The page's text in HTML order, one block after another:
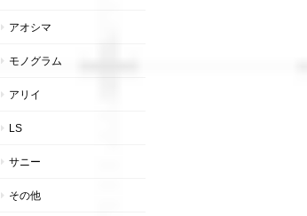
アオシマ
モノグラム
アリイ
LS
サニー
その他